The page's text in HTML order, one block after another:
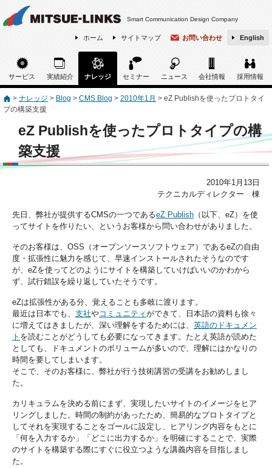
Smart Communication Design Company
ホーム サイトマップ お問い合わせ English
サービス 実績紹介 ナレッジ セミナー ニュース 会社情報 採用情報
> ナレッジ > Blog > CMS Blog > 2010年1月 > eZ Publishを使ったプロトタイ
プの構築支援
eZ Publishを使ったプロトタイプの構
築支援
2010年1月13日
テクニカルディレクター 棟
先日、弊社が提供するCMSの一つであるeZ Publish （以下、eZ）を使
ってサイトを作りたい、というお客様から問い合わせがありました。
そのお客様は、OSS（オープンソースソフトウェア）であるeZの自由
度・拡張性に魅力を感じて、早速インストールされたそうなのです
が、eZを使ってどのようにサイトを構築していけばいいのかわから
ず、試行錯誤を繰り返していたそうです。
eZは拡張性がある分、覚えることも多岐に渡ります。
最近は日本でも、 支社やコミュニティができて、日本語の資料も徐々
に増えてはきましたが、深い理解をするためには、 英語のドキュメン
ト を読むことがどうしても必要になってきます。たとえ英語が読めた
としても、ドキュメントのボリュームが多いので、理解にはかなりの
時間を要してしまいます。
そこで、そのお客様に、弊社が行う技術講習の受講をお勧めしまし
た。
カリキュラムを決める前にまず、実現したいサイトのイメージをヒア
リングしました。時間の制約があったため、簡易的なプロトタイプと
してそれを実現することをゴールに設定し、ヒアリング内容をもとに
「何を入力するか」「どこに出力するか」を明確にすることで、実際
のサイトを構築する際にすぐに役立つような講義内容を目指しまし
た。